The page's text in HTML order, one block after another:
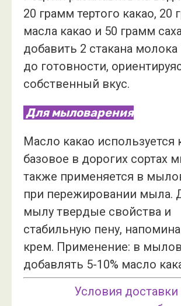
20 грамм тертого какао, 20
масла какао и 50 грамм
добавить 2 стакана
до готовности,
собственный вкус.
Для мыловарения
Масло какао используется
базовое в дорогих сортах
также применяется в
при пережировании мыла.
мылу твердые свойства и
стабильную пену,
крем. Применение: в
добавлять 5-10% масло
Условия доставки